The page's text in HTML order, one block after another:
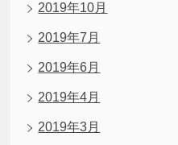
2019年10月
2019年7月
2019年6月
2019年4月
2019年3月